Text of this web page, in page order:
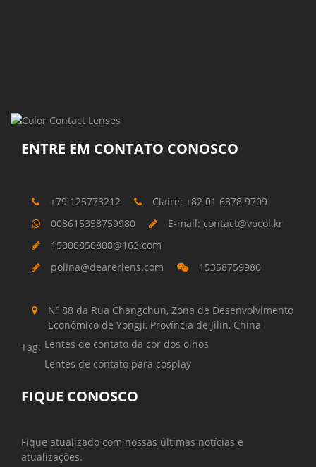
ENTRE EM CONTATO CONOSCO
+79 125773212
Claire: +82 01 6378 9709
008615358759980
E-mail: contact@vocol.kr
15000850808@163.com
polina@dearerlens.com
15358759980
Nº 88 da Rua Changchun, Zona de Desenvolvimento
Econômico de Yongji, Província de Jilin, China
Tag: Lentes de contato da cor dos olhos
Lentes de contato para cosplay
FIQUE CONOSCO
Fique atualizado com nossas últimas notícias e
atualizações.